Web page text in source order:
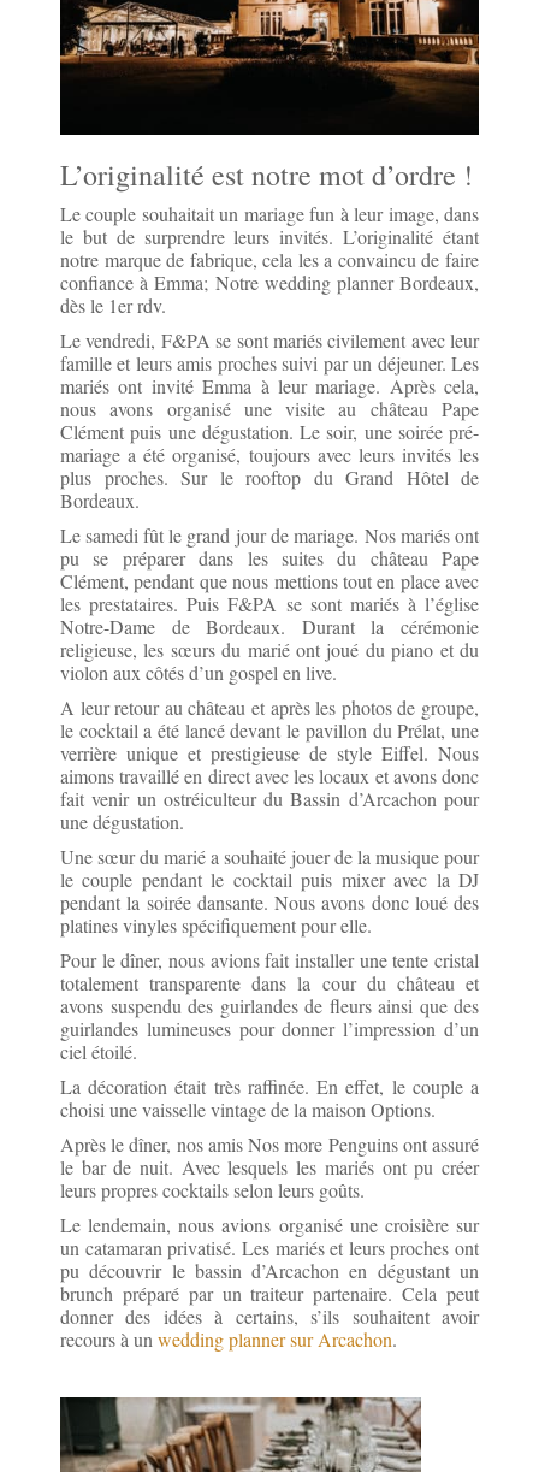
L’originalité est notre mot d’ordre !
Le couple souhaitait un mariage fun à leur image, dans
le but de surprendre leurs invités. L’originalité étant
notre marque de fabrique, cela les a convaincu de faire
confiance à Emma; Notre wedding planner Bordeaux,
dès le 1er rdv.
Le vendredi, F&PA se sont mariés civilement avec leur
famille et leurs amis proches suivi par un déjeuner. Les
mariés ont invité Emma à leur mariage. Après cela,
nous avons organisé une visite au château Pape
Clément puis une dégustation. Le soir, une soirée pré-
mariage a été organisé, toujours avec leurs invités les
plus proches. Sur le rooftop du Grand Hôtel de
Bordeaux.
Le samedi fût le grand jour de mariage. Nos mariés ont
pu se préparer dans les suites du château Pape
Clément, pendant que nous mettions tout en place avec
les prestataires. Puis F&PA se sont mariés à l’église
Notre-Dame de Bordeaux. Durant la cérémonie
religieuse, les sœurs du marié ont joué du piano et du
violon aux côtés d’un gospel en live.
A leur retour au château et après les photos de groupe,
le cocktail a été lancé devant le pavillon du Prélat, une
verrière unique et prestigieuse de style Eiffel. Nous
aimons travaillé en direct avec les locaux et avons donc
fait venir un ostréiculteur du Bassin d’Arcachon pour
une dégustation.
Une sœur du marié a souhaité jouer de la musique pour
le couple pendant le cocktail puis mixer avec la DJ
pendant la soirée dansante. Nous avons donc loué des
platines vinyles spécifiquement pour elle.
Pour le dîner, nous avions fait installer une tente cristal
totalement transparente dans la cour du château et
avons suspendu des guirlandes de fleurs ainsi que des
guirlandes lumineuses pour donner l’impression d’un
ciel étoilé.
La décoration était très raffinée. En effet, le couple a
choisi une vaisselle vintage de la maison Options.
Après le dîner, nos amis Nos more Penguins ont assuré
le bar de nuit. Avec lesquels les mariés ont pu créer
leurs propres cocktails selon leurs goûts.
Le lendemain, nous avions organisé une croisière sur
un catamaran privatisé. Les mariés et leurs proches ont
pu découvrir le bassin d’Arcachon en dégustant un
brunch préparé par un traiteur partenaire. Cela peut
donner des idées à certains, s’ils souhaitent avoir
recours à un wedding planner sur Arcachon.